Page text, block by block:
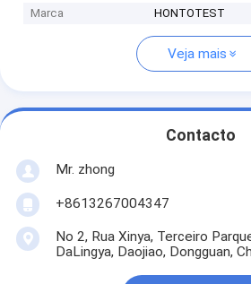
Marca
HONTOTEST
Veja mais
Contacto
Mr. zhong
+8613267004347
No 2, Rua Xinya, Terceiro
DaLingya, Daojiao, Dongguan,